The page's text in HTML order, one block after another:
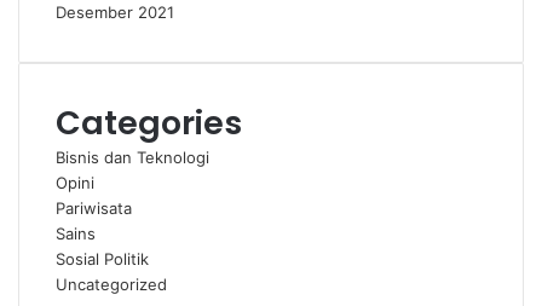
Desember 2021
Categories
Bisnis dan Teknologi
Opini
Pariwisata
Sains
Sosial Politik
Uncategorized